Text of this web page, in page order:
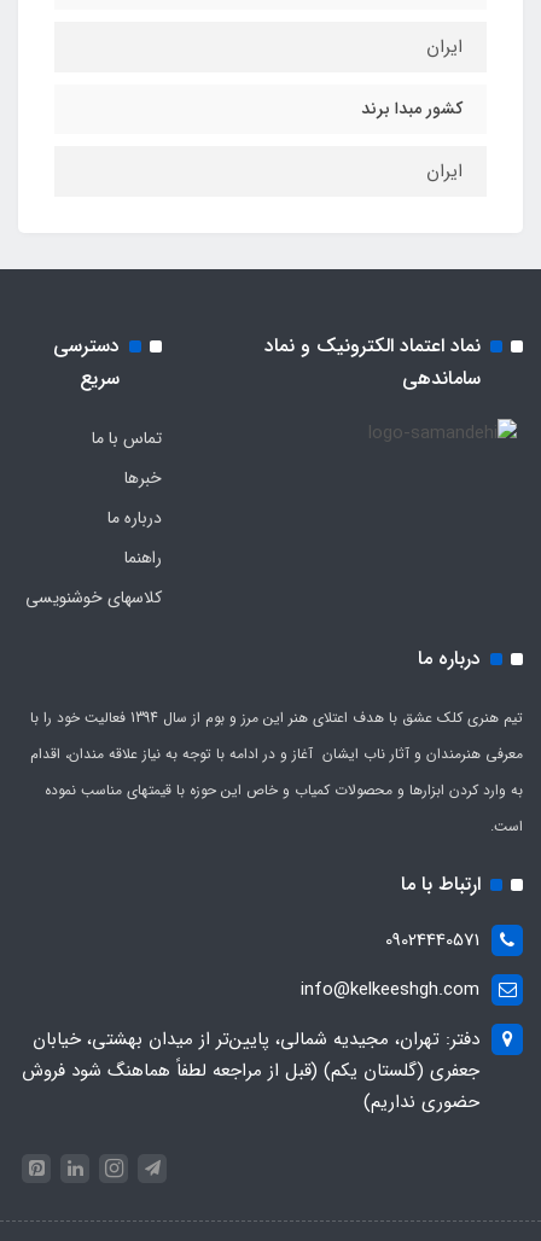
ایران
کشور مبدا برند
ایران
نماد اعتماد الکترونیک و نماد
ساماندهی
دسترسی
سریع
تماس با ما
خبرها
درباره ما
راهنما
کلاسهای خوشنویسی
درباره ما
تیم هنری کلک عشق با هدف اعتلای هنر این مرز و بوم از سال 1394 فعالیت خود را با
معرفی هنرمندان و آثار ناب ایشان آغاز و در ادامه با توجه به نیاز علاقه مندان، اقدام
به وارد کردن ابزارها و محصولات کمیاب و خاص این حوزه با قیمتهای مناسب نموده
است.
ارتباط با ما
09024440571
info@kelkeeshgh.com
دفتر: تهران، مجیدیه شمالی، پایین‌تر از میدان بهشتی، خیابان
جعفری (گلستان یکم) (قبل از مراجعه لطفاً هماهنگ شود فروش
حضوری نداریم)